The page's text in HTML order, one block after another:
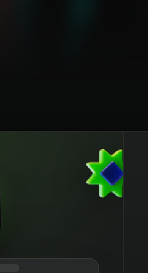
Ильи Соболева, в котором
зрителя. Пошлые
сообщения
Зритель, который
и кучу эмоций.